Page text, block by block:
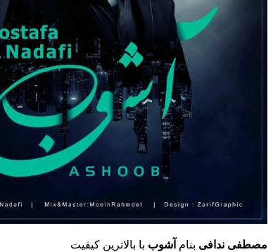
مصطفی ندافی بنام آشوب با بالاترین کیفیت